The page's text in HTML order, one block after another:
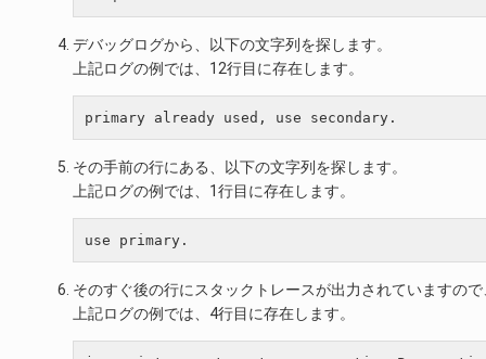
デバッグログから、以下の文字列を探します。
上記ログの例では、12行目に存在します。
その手前の行にある、以下の文字列を探します。
上記ログの例では、1行目に存在します。
そのすぐ後の行にスタックトレースが出力されていますの
上記ログの例では、4行目に存在します。